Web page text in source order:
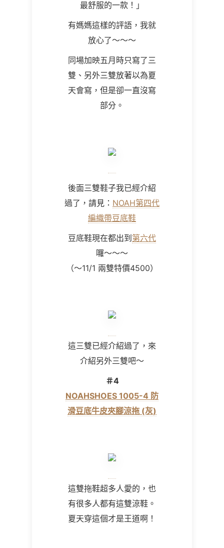
最舒服的一款！」
有媽媽這樣的評語，我就
放心了～～～
同場加映五月時只寫了三
雙、另外三雙放著以為夏
天會寫，但是卻一直沒寫
部分。
後面三雙鞋子我已經介紹
過了，請見： NOAH第四代
編織帶豆底鞋
豆底鞋現在都出到 第六代
囉～～～
（～11/1 兩雙特價4500）
這三雙已經介紹過了，來
介紹另外三雙吧～
＃4
NOAHSHOES 1005-4 防
滑豆底牛皮夾腳涼拖 (灰)
這雙拖鞋超多人愛的，也
有很多人都有這雙涼鞋。
夏天穿這個才是王道啊！